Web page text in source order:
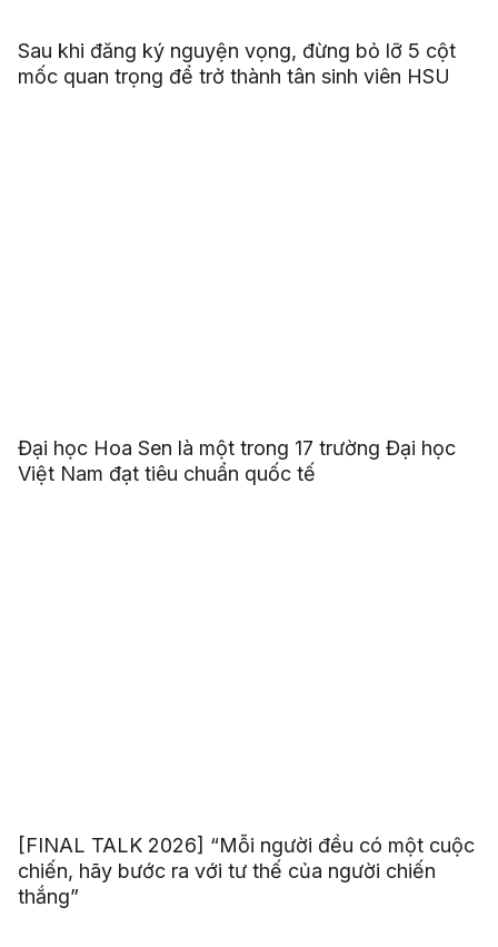
Sau khi đăng ký nguyện vọng, đừng bỏ lỡ 5 cột
mốc quan trọng để trở thành tân sinh viên HSU
Đại học Hoa Sen là một trong 17 trường Đại học
Việt Nam đạt tiêu chuẩn quốc tế
[FINAL TALK 2026] “Mỗi người đều có một cuộc
chiến, hãy bước ra với tư thế của người chiến
thắng”